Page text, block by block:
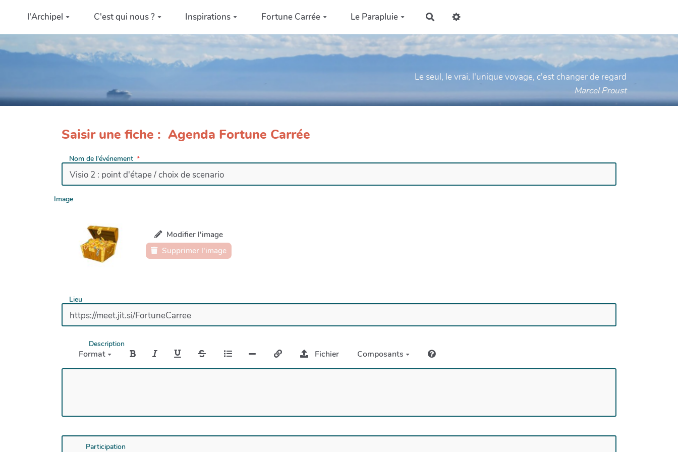
Aller au contenu principal
l'Archipel C'est qui nous ? Inspirations Fortune Carrée Le Parapluie Rechercher
Le seul, le vrai, l'unique voyage, c'est changer de regard
Marcel Proust
Saisir une fiche : Agenda Fortune Carrée
Nom de l'événement
Image
Modifier l'image
Supprimer l'image
Lieu
Description
Format Fichier Composants
Participation